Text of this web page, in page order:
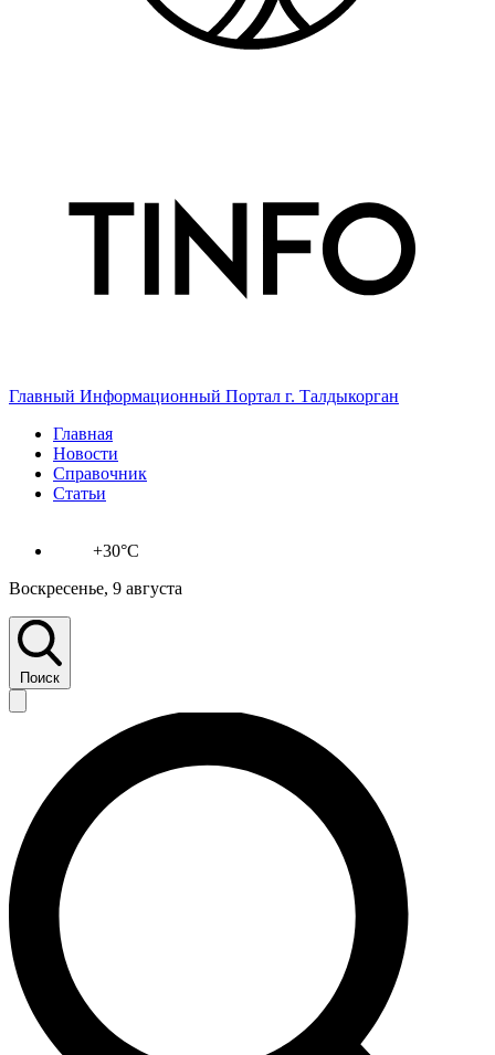
Главный Информационный Портал г. Талдыкорган
Главная
Новости
Справочник
Статьи
+30°C
Воскресенье, 9 августа
Поиск